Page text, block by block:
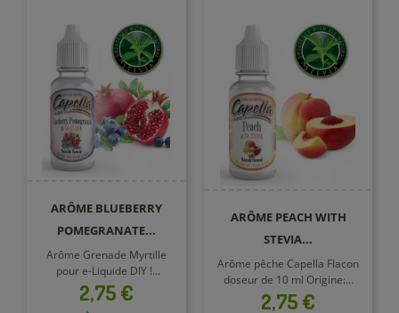
ARÔME BLUEBERRY
POMEGRANATE...
Arôme Grenade Myrtille
pour e-Liquide DIY !...
Prix
2,75 €
ARÔME PEACH WITH
STEVIA...
Arôme pêche Capella Flacon
doseur de 10 ml Origine:...
Prix
2,75 €